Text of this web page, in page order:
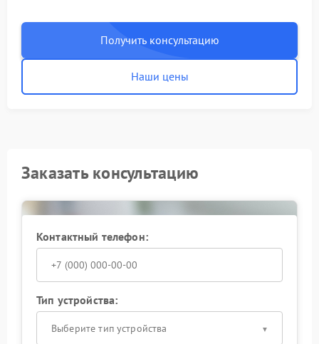
Получить консультацию
Наши цены
Заказать консультацию
Контактный телефон:
Тип устройства:
Выберите тип устройства